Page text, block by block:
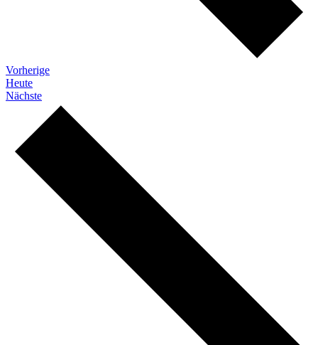
VorherigeVeranstaltungen
Heute
NächsteVeranstaltungen